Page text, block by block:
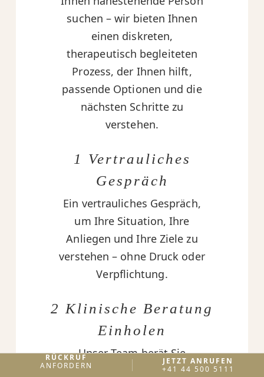
suchen – wir bieten Ihnen
einen diskreten,
therapeutisch begleiteten
Prozess, der Ihnen hilft,
passende Optionen und die
nächsten Schritte zu
verstehen.
1 Vertrauliches
Gespräch
Ein vertrauliches Gespräch,
um Ihre Situation, Ihre
Anliegen und Ihre Ziele zu
verstehen – ohne Druck oder
Verpflichtung.
2 Klinische Beratung
Einholen
Unser Team berät Sie
hinsichtlich Eignung,
RÜCKRUF
ANFORDERN
JETZT ANRUFEN
+41 44 500 5111